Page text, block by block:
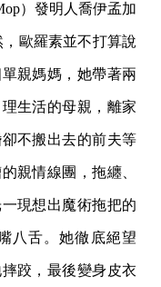
）發明人喬伊孟加
，歐羅素並不打算說
親媽媽，她帶著兩
生活的母親，離家
不搬出去的前夫等
親情線團，拖纏、
現想出魔術拖把的
八舌。她徹底絕望
跤，最後變身皮衣